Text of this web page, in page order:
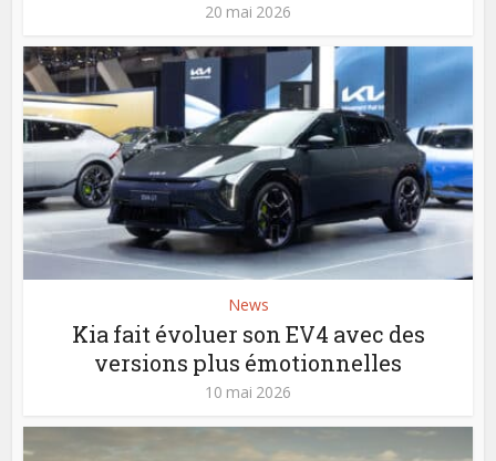
20 mai 2026
News
Kia fait évoluer son EV4 avec des
versions plus émotionnelles
10 mai 2026